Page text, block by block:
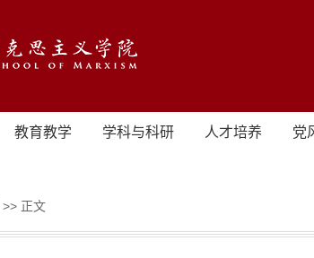
教育教学 学科与科研 人才培养 党
>> 正文